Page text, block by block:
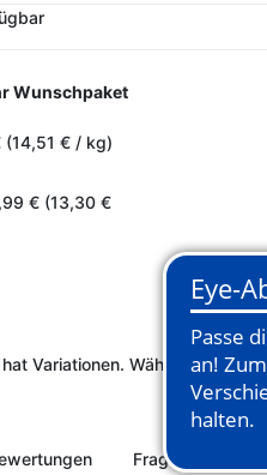
Wunschpaket
(14,51 € / kg)
€ (13,30 €
Variationen. Wählen Sie bitte
Frage zum Artikel